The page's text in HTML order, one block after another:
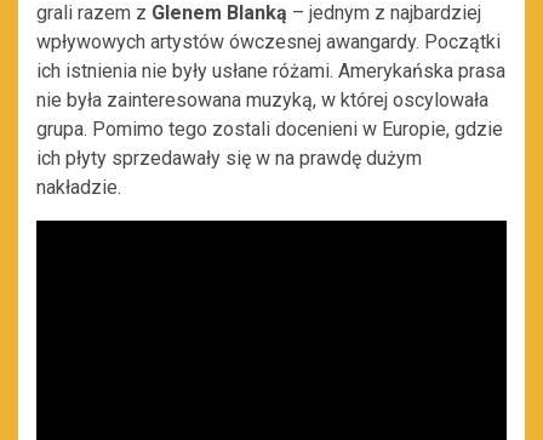
grali razem z Glenem Blanką – jednym z najbardziej
wpływowych artystów ówczesnej awangardy. Początki
ich istnienia nie były usłane różami. Amerykańska prasa
nie była zainteresowana muzyką, w której oscylowała
grupa. Pomimo tego zostali docenieni w Europie, gdzie
ich płyty sprzedawały się w na prawdę dużym
nakładzie.